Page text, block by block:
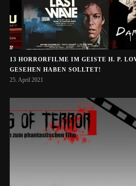
13 HORRORFILME IM GEISTE H. P.
GESEHEN HABEN SOLLTET!
25. April 2021